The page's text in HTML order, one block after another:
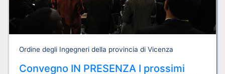
Ordine degli Ingegneri della provincia di Vicenza
Convegno IN PRESENZA I prossimi